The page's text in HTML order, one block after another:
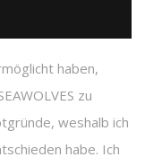
haben,
zu
weshalb ich
habe. Ich